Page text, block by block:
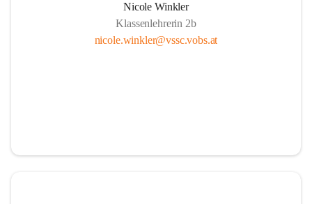
Nicole Winkler
Klassenlehrerin 2b
nicole.winkler@vssc.vobs.at